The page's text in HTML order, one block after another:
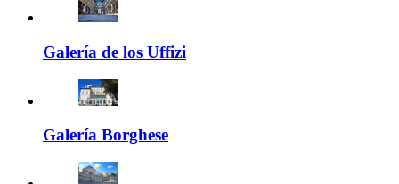
Galería de los Uffizi
Galería Borghese